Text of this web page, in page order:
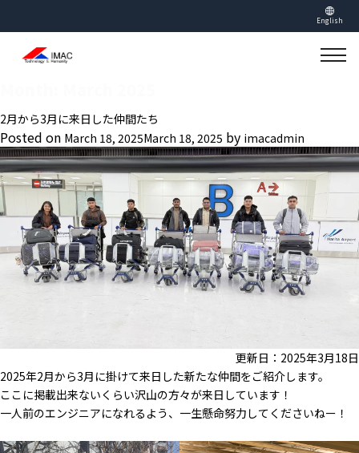
English
2月から3月に来日した仲間たち
Posted on March 18, 2025March 18, 2025 by imacadmin
更新日：2025年3月18日
2025年2月から3月に掛けて来日した新たな仲間をご紹介します。
ここに掲載出来ないくらい沢山の方々が来日しています！
一人前のエンジニアになれるよう、一生懸命努力してくださいねー！